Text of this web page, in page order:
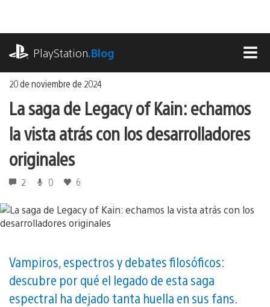
contenido
PlayStation.Blog
20 de noviembre de 2024
La saga de Legacy of Kain: echamos
la vista atrás con los desarrolladores
originales
2 0 6
Vampiros, espectros y debates filosóficos:
descubre por qué el legado de esta saga
espectral ha dejado tanta huella en sus fans.